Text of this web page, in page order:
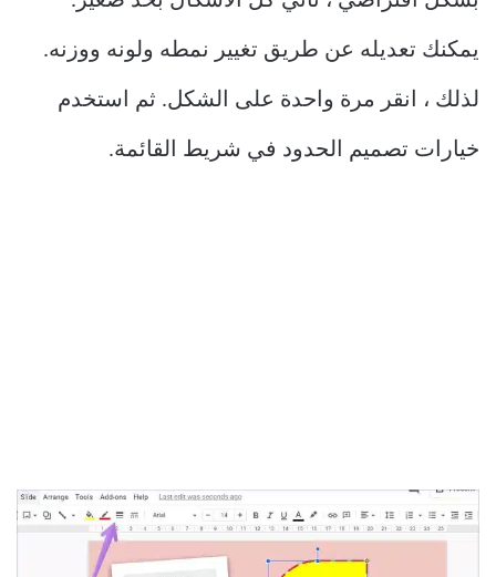
يمكنك تعديله عن طريق تغيير نمطه ولونه ووزنه.
لذلك ، انقر مرة واحدة على الشكل. ثم استخدم
خيارات تصميم الحدود في شريط القائمة.